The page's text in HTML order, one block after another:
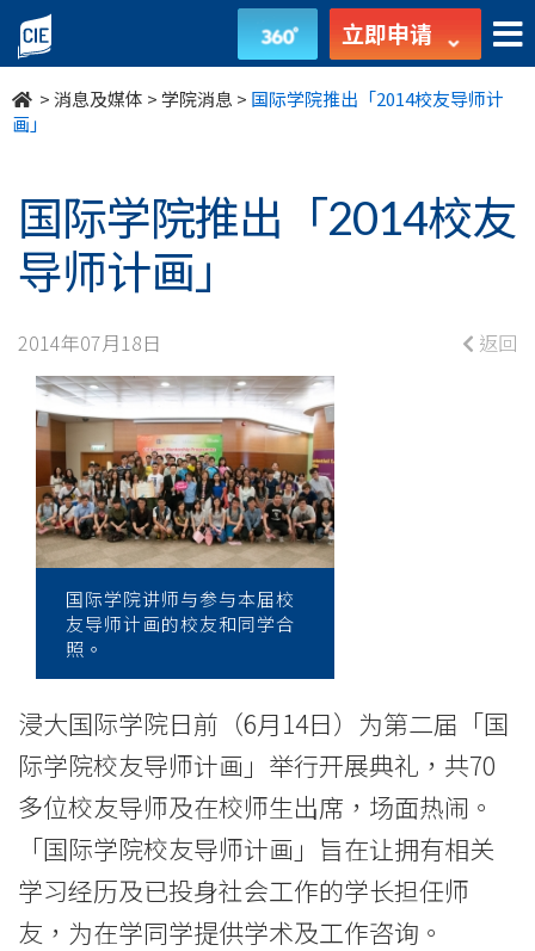
国
际
学
推
出
「2014
校
友
导
师
画」
学
院
消
息
立即申请
>消息及媒体 >学院消息 > 国际学院推出「2014校友导师计
画」
国际学院推出「2014校友
导师计画」
2014年07月18日 返回
国际学院讲师与参与本届校
友导师计画的校友和同学合
照。
浸大国际学院日前（6月14日）为第二届「国
际学院校友导师计画」举行开展典礼，共70
多位校友导师及在校师生出席，场面热闹。
「国际学院校友导师计画」旨在让拥有相关
学习经历及已投身社会工作的学长担任师
友，为在学同学提供学术及工作咨询。